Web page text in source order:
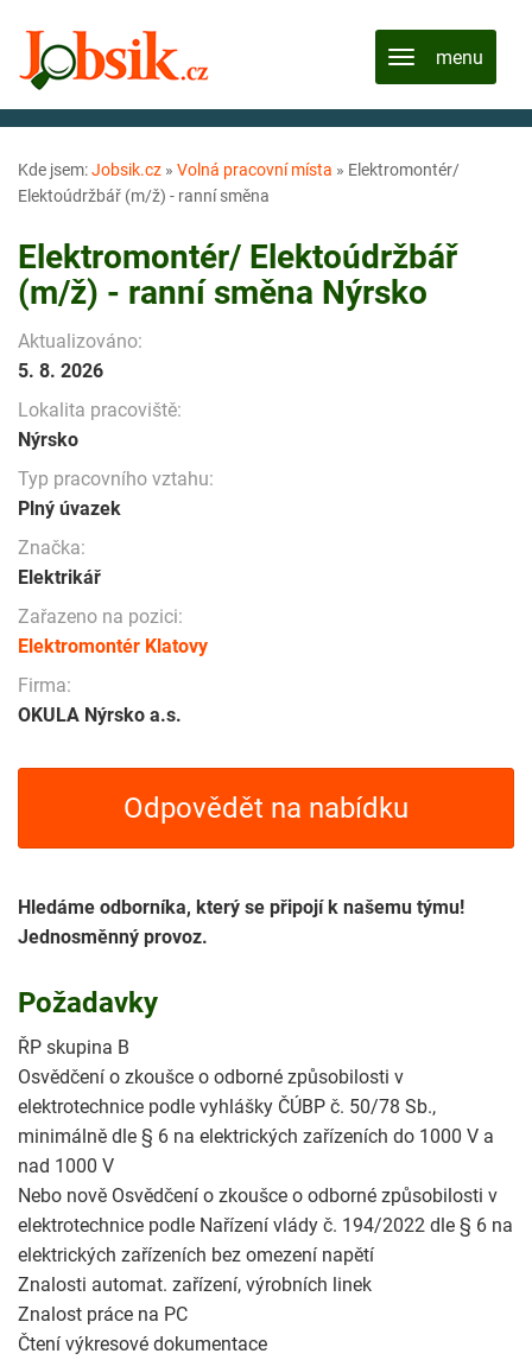
Kde jsem:Jobsik.cz » Volná pracovní místa » Elektromontér/
Elektoúdržbář (m/ž) - ranní směna
Elektromontér/ Elektoúdržbář
(m/ž) - ranní směna Nýrsko
Aktualizováno:
5. 8. 2026
Lokalita pracoviště:
Nýrsko
Typ pracovního vztahu:
Plný úvazek
Značka:
Elektrikář
Zařazeno na pozici:
Elektromontér Klatovy
Firma:
OKULA Nýrsko a.s.
Odpovědět na nabídku
Hledáme odborníka, který se připojí k našemu týmu!
Jednosměnný provoz.
Požadavky
ŘP skupina B
Osvědčení o zkoušce o odborné způsobilosti v
elektrotechnice podle vyhlášky ČÚBP č. 50/78 Sb.,
minimálně dle § 6 na elektrických zařízeních do 1000 V a
nad 1000 V
Nebo nově Osvědčení o zkoušce o odborné způsobilosti v
elektrotechnice podle Nařízení vlády č. 194/2022 dle § 6 na
elektrických zařízeních bez omezení napětí
Znalosti automat. zařízení, výrobních linek
Znalost práce na PC
Čtení výkresové dokumentace